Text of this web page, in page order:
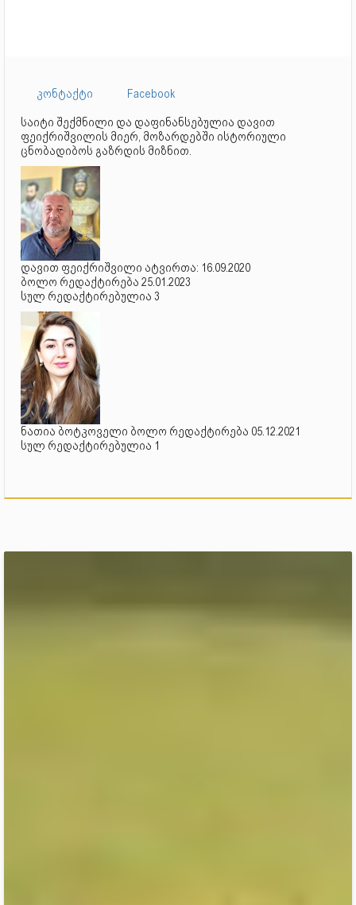
კონტაქტი
Facebook
საიტი შექმნილი და დაფინანსებულია დავით
ფეიქრიშვილის მიერ, მოზარდებში ისტორიული
ცნობადიბოს გაზრდის მიზნით.
დავით ფეიქრიშვილი ატვირთა: 16.09.2020
ბოლო რედაქტირება 25.01.2023
სულ რედაქტირებულია 3
ნათია ბოტკოველი ბოლო რედაქტირება 05.12.2021
სულ რედაქტირებულია 1